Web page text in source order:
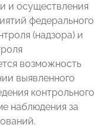
и осуществления
федерального
(надзора) и
возможность
выявленного
контрольного
наблюдения за